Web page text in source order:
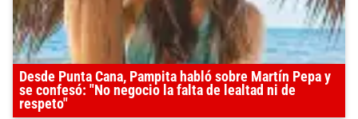
Desde Punta Cana, Pampita habló sobre Martín Pepa y
se confesó: "No negocio la falta de lealtad ni de
respeto"